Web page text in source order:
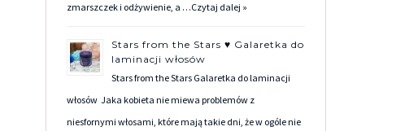
zmarszczek i odżywienie, a …Czytaj dalej »
Stars from the Stars ♥ Galaretka do
laminacji włosów
Stars from the Stars Galaretka do laminacji
włosów Jaka kobieta nie miewa problemów z
niesfornymi włosami, które mają takie dni, że w ogóle nie